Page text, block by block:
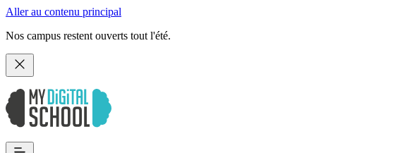
Aller au contenu principal
Nos campus restent ouverts tout l'été.